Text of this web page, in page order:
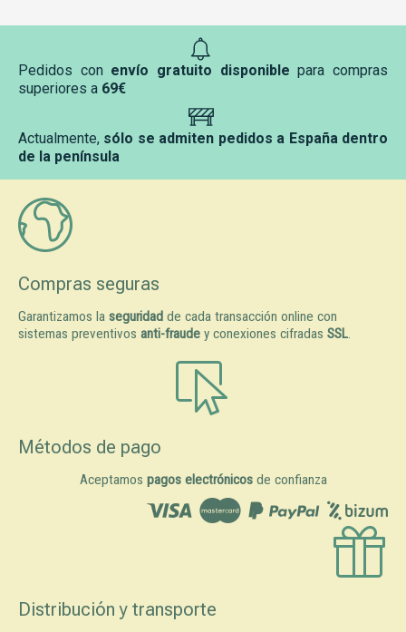
Pedidos con envío gratuito disponible para compras
superiores a 69€
Actualmente, sólo se admiten pedidos a España dentro
de la península
Compras seguras
Garantizamos la seguridad de cada transacción online con
sistemas preventivos anti-fraude y conexiones cifradas SSL.
Métodos de pago
Aceptamos pagos electrónicosde confianza
Distribución y transporte